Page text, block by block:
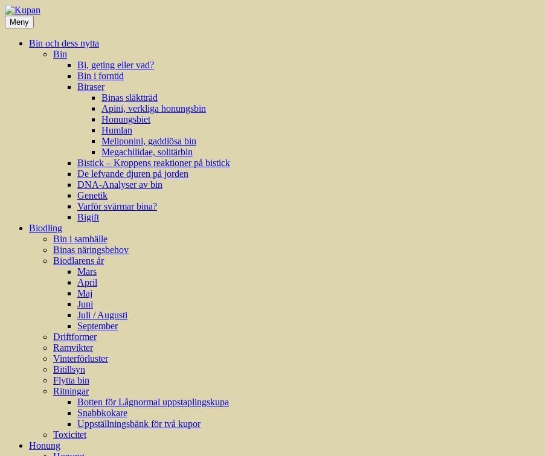
Hoppa
till
innehåll
Meny
Bin och dess nytta
Bin
Bi, geting eller vad?
Bin i forntid
Biraser
Binas släktträd
Apini, verkliga honungsbin
Honungsbiet
Humlan
Meliponini, gaddlösa bin
Megachilidae, solitärbin
Bistick – Kroppens reaktioner på bistick
De lefvande djuren på jorden
DNA-Analyser av bin
Genetik
Varför svärmar bina?
Bigift
Biodling
Bin i samhälle
Binas näringsbehov
Biodlarens år
Mars
April
Maj
Juni
Juli / Augusti
September
Driftformer
Ramvikter
Vinterförluster
Bitillsyn
Flytta bin
Ritningar
Botten för Lågnormal uppstaplingskupa
Snabbkokare
Uppställningsbänk för två kupor
Toxicitet
Honung